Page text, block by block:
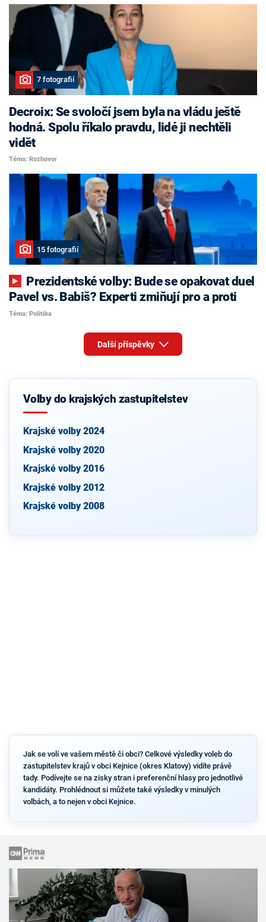
7 fotografií
Decroix: Se svoločí jsem byla na vládu ještě
hodná. Spolu říkalo pravdu, lidé ji nechtěli
vidět
Téma: Rozhovor
15 fotografií
Pavel vs. Babiš? Experti zmiňují pro a proti
Téma: Politika
Další příspěvky
Volby do krajských zastupitelstev
Krajské volby 2024
Krajské volby 2020
Krajské volby 2016
Krajské volby 2012
Krajské volby 2008
Jak se volí ve vašem městě či obci? Celkové výsledky voleb do
zastupitelstev krajů v obci Kejnice (okres Klatovy) vidíte právě
tady. Podívejte se na zisky stran i preferenční hlasy pro jednotlivé
kandidáty. Prohlédnout si můžete také výsledky v minulých
volbách, a to nejen v obci Kejnice.